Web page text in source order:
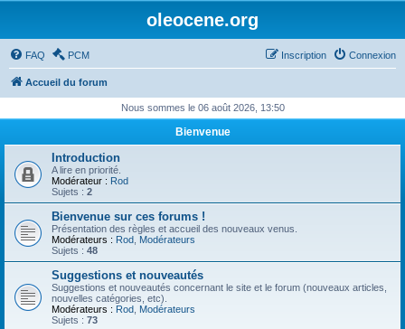
oleocene.org
FAQ PCM Connexion
Inscription
Accueil du forum
Nous sommes le 06 août 2026, 13:50
Bienvenue
Introduction
A lire en priorité.
Modérateur : Rod
Sujets : 2
Bienvenue sur ces forums !
Présentation des règles et accueil des nouveaux venus.
Modérateurs : Rod Modérateurs
Sujets : 48
Suggestions et nouveautés
Suggestions et nouveautés concernant le site et le forum (nouveaux articles,
nouvelles catégories, etc).
Modérateurs : Rod Modérateurs
Sujets : 73